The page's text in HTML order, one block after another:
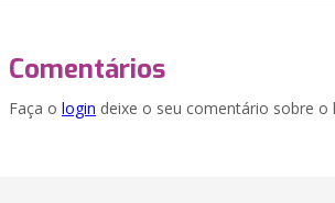
Comentários
Faça o login deixe o seu comentário sobre o